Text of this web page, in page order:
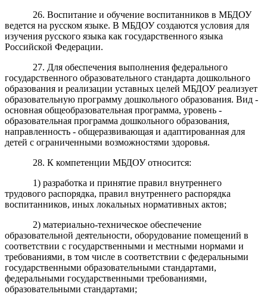
26. Воспитание и обучение воспитанников в МБДОУ
ведется на русском языке. В МБДОУ создаются условия для
изучения русского языка как государственного языка
Российской Федерации.
27. Для обеспечения выполнения федерального
государственного образовательного стандарта дошкольного
образования и реализации уставных целей МБДОУ реализует
образовательную программу дошкольного образования. Вид -
основная общеобразовательная программа, уровень -
образовательная программа дошкольного образования,
направленность - общеразвивающая и адаптированная для
детей с ограниченными возможностями здоровья.
28. К компетенции МБДОУ относится:
1) разработка и принятие правил внутреннего
трудового распорядка, правил внутреннего распорядка
воспитанников, иных локальных нормативных актов;
2) материально-техническое обеспечение
образовательной деятельности, оборудование помещений в
соответствии с государственными и местными нормами и
требованиями, в том числе в соответствии с федеральными
государственными образовательными стандартами,
федеральными государственными требованиями,
образовательными стандартами;